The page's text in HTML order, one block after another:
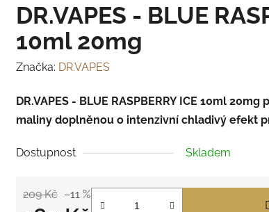
DR.VAPES - BLUE
10ml 20mg
Značka: DR.VAPES
DR.VAPES - BLUE RASPBERRY ICE 10ml
maliny doplněnou o intenzivní chladivý efekt
Dostupnost Skladem
209 Kč –11 %